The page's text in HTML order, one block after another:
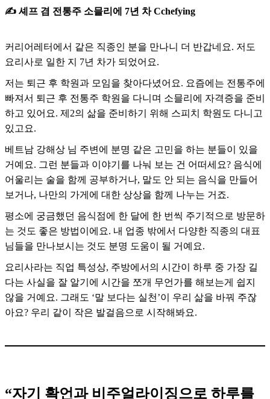
✍️ 셰프 겸 전통주 소믈리에 7년 차 Cchefying
커리어레터에서 같은 직종인 분을 만나니 더 반갑네요. 저도
요리사로 일한 지 7년 차가 되었어요.
저는 퇴근 후 학원과 모임을 찾아다녔어요. 요즘에는 전통주에
빠져서 퇴근 후 전통주 학원을 다니며 소믈리에 자격증을 준비
하고 있어요. 제2의 삶을 준비하기 위해 스피치 학원도 다니고
있고요.
베트남 강해상 님 주변에 분명 같은 고민을 하는 분들이 있을
거예요. 그런 분들과 이야기를 나눠 보는 건 어떠세요? 음식에
어울리는 술을 함께 공부하거나, 말도 안 되는 음식을 만들어
보거나, 나만의 가게에 대한 상상을 함께 나누는 거죠.
평소에 궁금했던 음식점에 한 달에 한 번씩 주기적으로 방문하
는 것도 좋은 방법이에요. 내 업종 밖에서 다양한 직종의 대표
님들을 만나보시는 것도 분명 도움이 될 거예요.
요리사라는 직업 특성상, 주방에서의 시간이 하루 중 가장 길
다는 사실을 잘 알기에 시간을 쪼개 무언가를 해보는게 쉽지
않을 거예요. 그래도 ‘말 보다는 실천’이 우리 삶을 바꿔 주잖
아요? 우리 같이 작은 발걸음으로 시작해봐요.
“자기 확언과 비주얼라이징으로 하루를